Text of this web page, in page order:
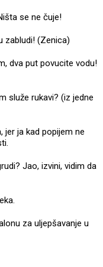
se ne čuje!
zabludi! (Zenica)
dva put povucite vodu!
služe rukavi? (iz jedne
jer ja kad popijem ne
Jao, izvini, vidim da
za uljepšavanje u